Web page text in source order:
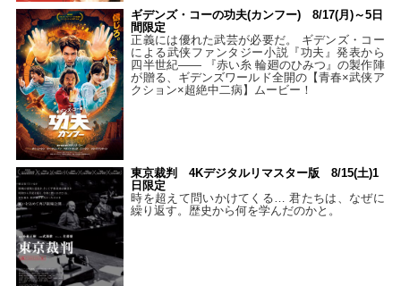
ギデンズ・コーの功夫(カンフー) 8/17(月)～5日
間限定
正義には優れた武芸が必要だ。 ギデンズ・コー
による武侠ファンタジー小説『功夫』発表から
四半世紀―― 『赤い糸 輪廻のひみつ』の製作陣
が贈る、ギデンズワールド全開の【青春×武侠ア
クション×超絶中二病】ムービー！
東京裁判 4Kデジタルリマスター版 8/15(土)1
日限定
時を超えて問いかけてくる… 君たちは、なぜに
繰り返す。歴史から何を学んだのかと。